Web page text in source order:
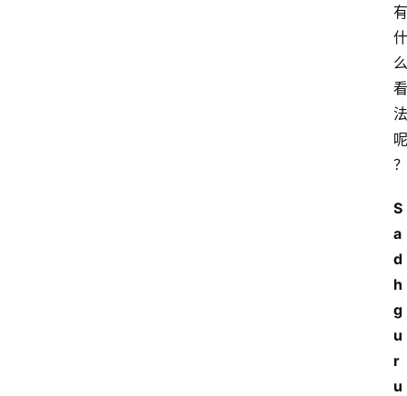
有
什
么
看
法
呢
？
S
a
d
h
g
u
r
u